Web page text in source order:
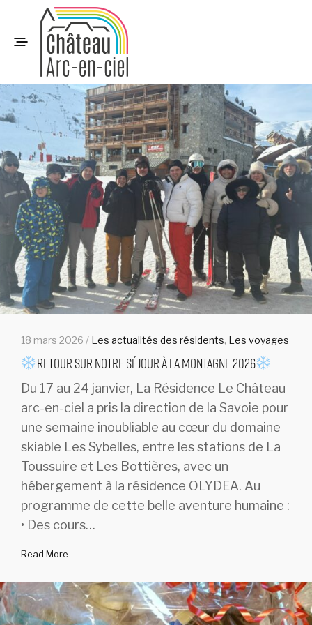
18 mars 2026 / Les actualités des résidents, Les voyages
Retour sur notre séjour à la montagne 2026
Du 17 au 24 janvier, La Résidence Le Château
arc-en-ciel a pris la direction de la Savoie pour
une semaine inoubliable au cœur du domaine
skiable Les Sybelles, entre les stations de La
Toussuire et Les Bottières, avec un
hébergement à la résidence OLYDEA. Au
programme de cette belle aventure humaine :
• Des cours…
Read More